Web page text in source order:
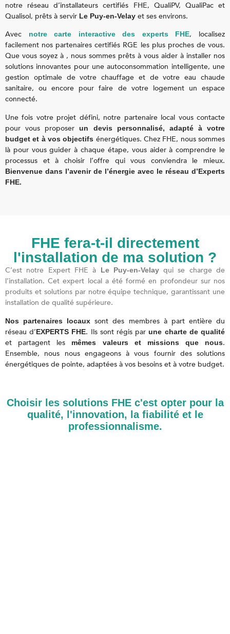
notre réseau d’installateurs certifiés FHE, QualiPV, QualiPac et
Qualisol, prêts à servir Le Puy-en-Velay et ses environs.
Avec
notre carte interactive des experts FHE, localisez
facilement nos partenaires certifiés RGE les plus proches de vous.
Que vous soyez à , nous sommes prêts à vous aider à installer nos
solutions innovantes pour une autoconsommation intelligente, une
gestion optimale de votre chauffage et de votre eau chaude
sanitaire, ou encore pour faire de votre logement un espace
connecté.
Une fois votre projet défini, notre partenaire local vous contacte
pour vous proposerun devis personnalisé, adapté à votre
budget et à vos objectifs énergétiques. Chez FHE, nous sommes
là pour vous guider à chaque étape, vous aider à comprendre le
processus et à choisir l’offre qui vous conviendra le mieux.
Bienvenue dans l’avenir de l’énergie avec le réseau d’Experts
FHE.
FHE fera-t-il directement
l'installation de ma solution ?
C’est notre Expert FHE à Le Puy-en-Velayqui se charge de
l’installation. Cet expert local a été formé en profondeur sur nos
produits et solutions par notre équipe technique, garantissant une
installation de qualité supérieure.
Nos partenaires locaux sont des membres à part entière du
réseau d’EXPERTS FHE. Ils sont régis parune charte de qualité
et partagent les mêmes valeurs et missions que nous.
Ensemble, nous nous engageons à vous fournir des solutions
énergétiques de pointe, adaptées à vos besoins et à votre budget.
Choisir les solutions FHE c'est opter pour la
qualité, l'innovation, la fiabilité et le
professionnalisme.